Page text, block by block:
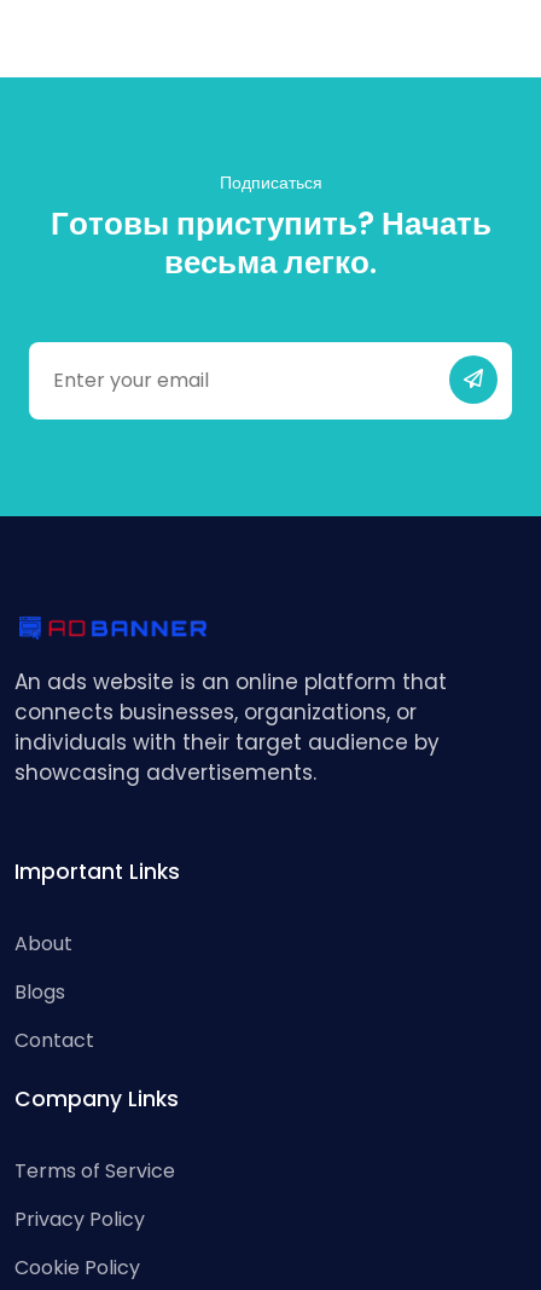
Подписаться
Готовы приступить? Начать
весьмалегко.
An ads website is an online platform that
connects businesses, organizations, or
individuals with their target audience by
showcasing advertisements.
Important Links
About
Blogs
Contact
Company Links
Terms of Service
Privacy Policy
Cookie Policy